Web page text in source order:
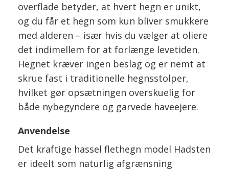
overflade betyder, at hvert hegn er unikt,
og du får et hegn som kun bliver smukkere
med alderen – især hvis du vælger at oliere
det indimellem for at forlænge levetiden.
Hegnet kræver ingen beslag og er nemt at
skrue fast i traditionelle hegnsstolper,
hvilket gør opsætningen overskuelig for
både nybegyndere og garvede haveejere.
Anvendelse
Det kraftige hassel flethegn model Hadsten
er ideelt som naturlig afgrænsning